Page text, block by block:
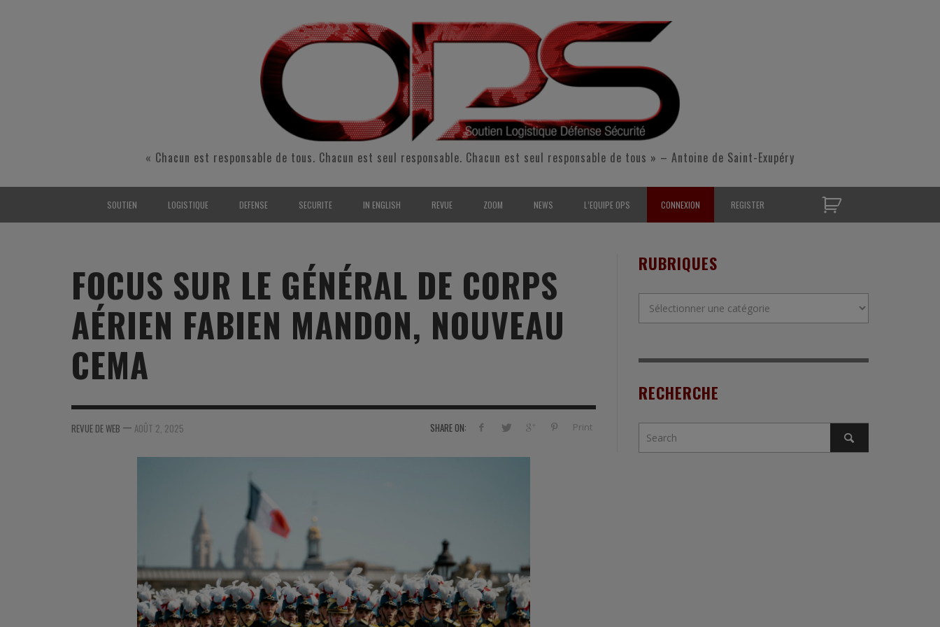
« Chacun est responsable de tous. Chacun est seul responsable. Chacun est seul responsable de tous » – Antoine de Saint-Exupéry
SOUTIEN
AIR
MER
SOUTIEN SANTÉ
SOUTIEN CARBURANT
MCO
LOGISTIQUE
AIR
ARMÉES ÉTRANGÈRES
DEFENSE
AIR
MER
ARMÉES ÉTRANGÈRES
SECURITE
RÉSERVE & GARDE NATIONALE
FORMATION/ ENTRAÎNEMENT
SURVIE
SÉCURITÉ PRIVÉE
IN ENGLISH
DEFENSE
SECURITY
INDUSTRIES
REVUE ZOOM
ANALYSE
HISTOIRE
JEUNES AUTEURS
NEWS
2011
2012
2015
L’EQUIPE OPS
POUR NOUS CONTACTER
CONNEXION REGISTER
FOCUS SUR LE GÉNÉRAL DE CORPS
AÉRIEN FABIEN MANDON, NOUVEAU
CEMA
SHARE ON: Print
REVUE DE WEB — AOÛT 2, 2025
RUBRIQUES
RECHERCHE